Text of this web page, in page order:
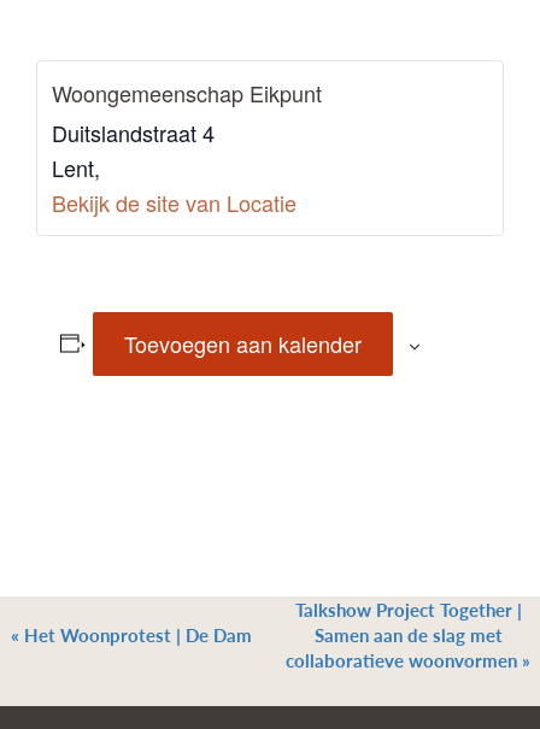
Woongemeenschap Eikpunt
Duitslandstraat 4
Lent,
Bekijk de site van Locatie
Toevoegen aan kalender
« Het Woonprotest | De Dam
Talkshow Project Together |
Samen aan de slag met
collaboratieve woonvormen »